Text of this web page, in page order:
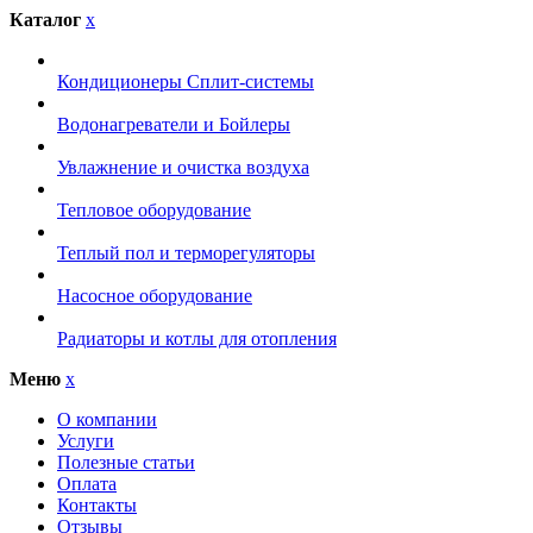
Каталог x
Кондиционеры Сплит-системы
Водонагреватели и Бойлеры
Увлажнение и очистка воздуха
Тепловое оборудование
Теплый пол и терморегуляторы
Насосное оборудование
Радиаторы и котлы для отопления
Меню x
О компании
Услуги
Полезные статьи
Оплата
Контакты
Отзывы